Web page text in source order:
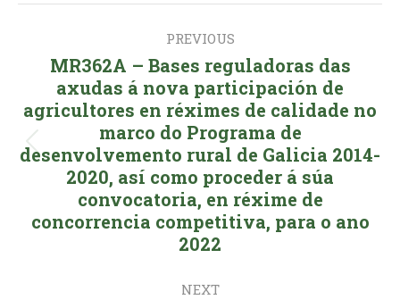
navigation PREVIOUS
Previous
post:
MR362A – Bases reguladoras das
axudas á nova participación de
agricultores en réximes de calidade no
marco do Programa de
desenvolvemento rural de Galicia 2014-
2020, así como proceder á súa
convocatoria, en réxime de
concorrencia competitiva, para o ano
2022
NEXT